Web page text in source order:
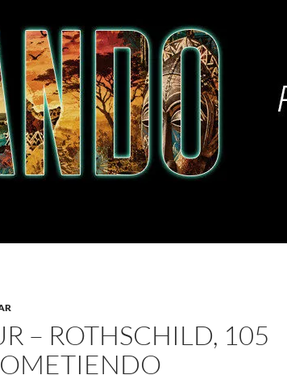
– ROTHSCHILD, 105